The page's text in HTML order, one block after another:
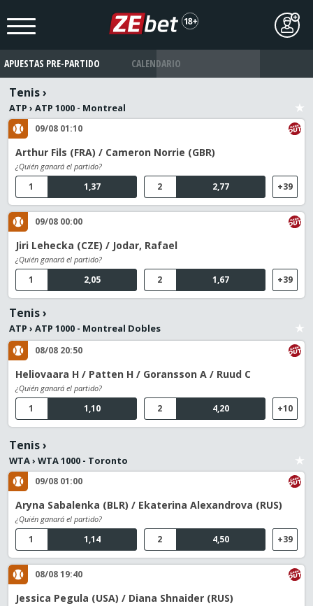
APUESTAS PRE-PARTIDO CALENDARIO
Tenis›
ATP › ATP 1000 - Montreal
09/08 01:10
Arthur Fils (FRA) / Cameron Norrie (GBR)
¿Quién ganará el partido?
1,37
1 2,77
2 +39
09/08 00:00
Jiri Lehecka (CZE) / Jodar, Rafael
¿Quién ganará el partido?
2,05
1 1,67
2 +39
Tenis›
ATP › ATP 1000 - Montreal Dobles
08/08 20:50
Heliovaara H / Patten H / Goransson A / Ruud C
¿Quién ganará el partido?
1,10
1 4,20
2 +10
Tenis›
WTA› WTA 1000 - Toronto
09/08 01:00
Aryna Sabalenka (BLR) / Ekaterina Alexandrova (RUS)
¿Quién ganará el partido?
1,14
1 4,50
2 +39
08/08 19:40
Jessica Pegula (USA) / Diana Shnaider (RUS)